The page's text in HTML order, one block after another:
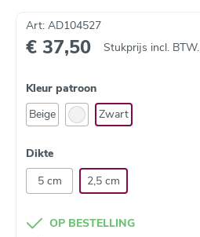
Art: AD104527
€ 37,50 Stukprijs incl. BTW.
Kleur patroon
Beige
Zwart
Dikte
5 cm
2,5 cm
OP BESTELLING